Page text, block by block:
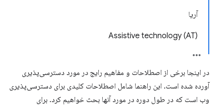
آریا
Assistive technology (AT)
در اینجا برخی از اصطلاحات و مفاهیم رایج در مورد دسترسی‌پذیری
آورده شده است. این راهنما شامل اصطلاحات کلیدی برای دسترسی‌پذیری
وب است که در طول دوره در مورد آنها بحث خواهیم کرد. برای